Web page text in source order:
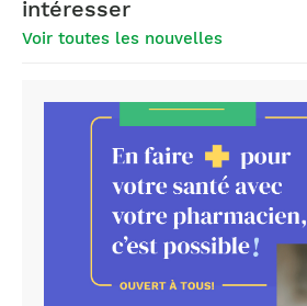
intéresser
Voir toutes les nouvelles